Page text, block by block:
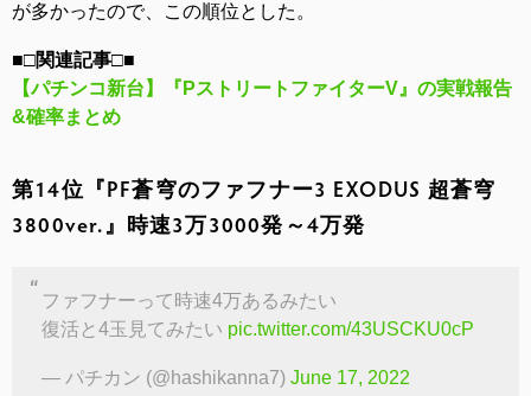
が多かったので、この順位とした。
■□関連記事□■
【パチンコ新台】『PストリートファイターV』の実戦報告
&確率まとめ
第14位『PF蒼穹のファフナー3 EXODUS 超蒼穹
3800ver.』時速3万3000発～4万発
ファフナーって時速4万あるみたい
復活と4玉見てみたい pic.twitter.com/43USCKU0cP
— パチカン (@hashikanna7) June 17, 2022